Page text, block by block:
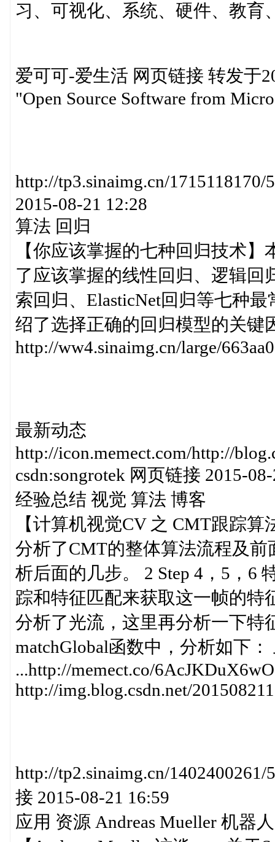
习、可视化、系统、硬件、教育
爱可可-爱生活 网页链接 转发于
"Open Source Software from
http://tp3.sinaimg.cn/
2015-08-21 12:28
算法 回归
【你应该掌握的七种回归技术
了应该掌握的线性回归、逻辑回
索回归、ElasticNet回归等七种
绍了选择正确的回归模型的关键
http://ww4.sinaimg.cn/large/
最新动态
http://icon.memect.com/http://
csdn:songrotek 网页链接 2015-
经验总结 视觉 算法 博客
【计算机视觉CV 之 CMT跟踪
分析了CMT的整体算法流程及
析后面的几步。 2 Step 4，5，6
踪和特征匹配来获取这一帧的特
分析了光流，这里再分析一下特
matchGlobal函数中，分析如下
...http://memect.co/6AcJKDuX6wO
http://img.blog.csdn.net/
http://tp2.sinaimg.cn/
接 2015-08-21 16:59
应用 资源 Andreas Mueller 机器